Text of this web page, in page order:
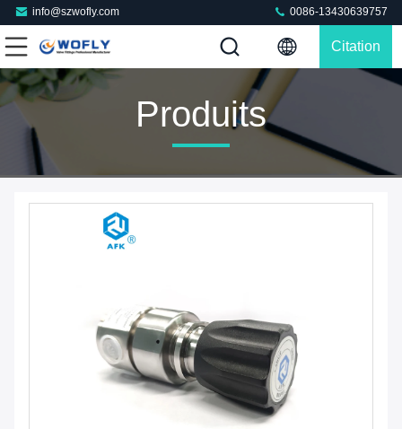
info@szwofly.com 0086-13430639757
Citation
Produits